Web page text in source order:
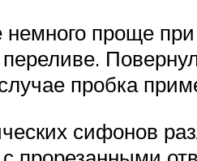
проще
пробка
сифонов